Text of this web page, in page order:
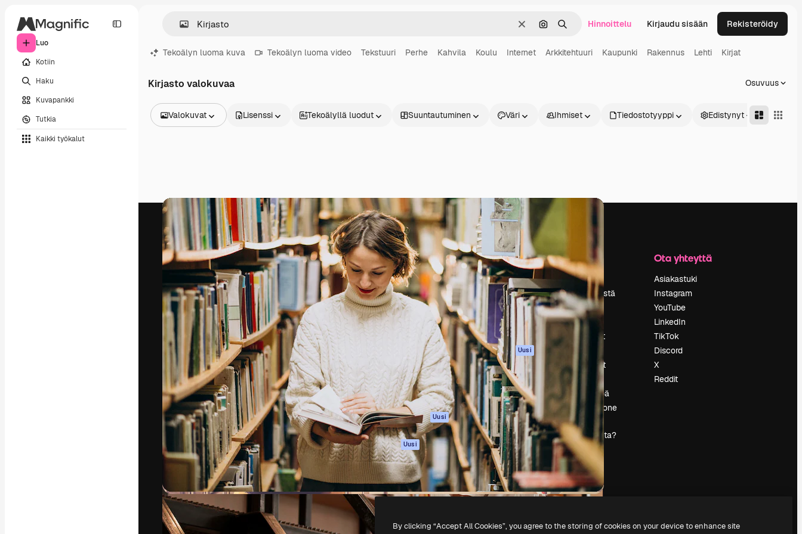
Luo
Kotiin
Haku
Kuvapankki
Tutkia
Kaikki työkalut
SelkeäHae kuvan perusteella
Haku Hinnoittelu Kirjaudu sisään Rekisteröidy
Tekoälyn luoma kuva Tekoälyn luoma video Tekstuuri Perhe Kahvila Koulu Internet Arkkitehtuuri Kaupunki Rakennus Lehti Kirjat
Kirjasto valokuvaa Osuvuus
Valokuvat
Videot
Videomateriaali
Liikegrafiikka
Videopohjat
Kuvakkeet
3D mallit
Fontit
Lisenssi Tekoälyllä luodut Suuntautuminen Väri Ihmiset Tiedostotyyppi Edistynyt
Luova alusta parhaiden töidesi
toteuttamiseen. Yli miljoona tilaajaa
luovien alojen ammattilaisten, yritysten,
toimistojen ja studioiden joukossa.
Suomi
Tuotteet
Spaces
Tekoälyavustaja
Tekoälyllä toimiva
kuvageneraattori
Tekoälyllä toimiva
videogeneraattori
Tekoälyllä toimiva
äänigeneraattori
Kuvapankkisisältö
MCP
Claudelle ja
ChatGPT:lle
Uusi
Agentit Uusi
API
Mobiilisovellus
Kaikki Magnific-
työkalut
Aloita
Academy
Dokumentaatio
Tuki
Käyttöehdot
Tietosuojakäytäntö
Alkuperäiset
Uusi
Evästepolitiikka
Luottamuskeskus
Kumppanit
Yrityksille
Yritys
Hinnoittelu
Tietoja meistä
Reviews
Urat
Hakutrendit
Tapahtumat
Slidesgo
Myy sisältöä
Lehdistöhuone
Etsitkö
magnific.ai:ta?
Ota yhteyttä
Asiakastuki
Instagram
YouTube
LinkedIn
TikTok
Discord
X
Reddit
By clicking “Accept All Cookies”, you agree to the storing of cookies on your device to enhance site